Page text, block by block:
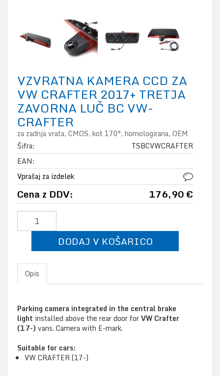
VZVRATNA KAMERA CCD ZA
VW CRAFTER 2017+ TRETJA
ZAVORNA LUČ BC VW-
CRAFTER
za zadnja vrata, CMOS, kot 170°, homologirana, OEM
Šifra:
TSBCVWCRAFTER
EAN:
Vprašaj za izdelek
Cena z DDV: 176,90 €
DODAJ V KOŠARICO
Opis
Parking camera integrated in the central brake
light installed above the rear door forVW Crafter
(17-) vans. Camera with E-mark.
Suitable for cars:
VW CRAFTER (17-)